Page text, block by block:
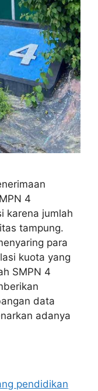
4
karena jumlah
tampung.
para
kuota yang
SMPN 4
data
adanya
pendidikan